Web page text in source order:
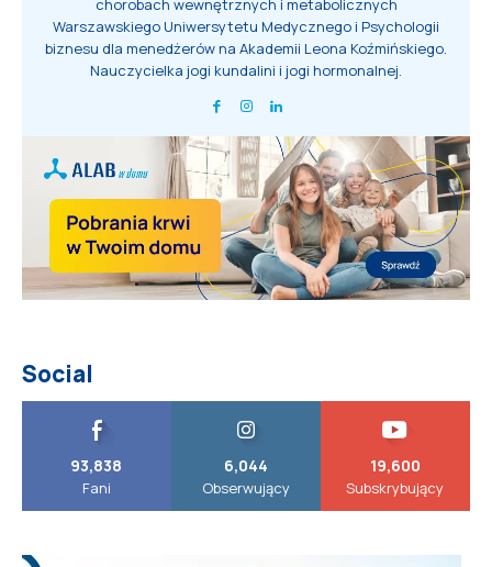
chorobach wewnętrznych i metabolicznych
Warszawskiego Uniwersytetu Medycznego i Psychologii
biznesu dla menedżerów na Akademii Leona Koźmińskiego.
Nauczycielka jogi kundalini i jogi hormonalnej.
Social
93,838
Fani
6,044
Obserwujący
19,600
Subskrybujący